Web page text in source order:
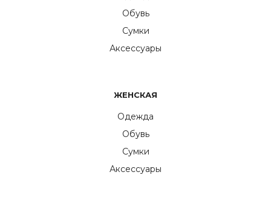
Обувь
Сумки
Аксессуары
ЖЕНСКАЯ
Одежда
Обувь
Сумки
Аксессуары